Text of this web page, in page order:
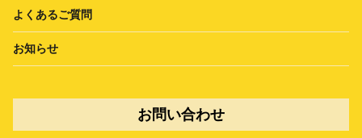
よくあるご質問
お知らせ
お問い合わせ